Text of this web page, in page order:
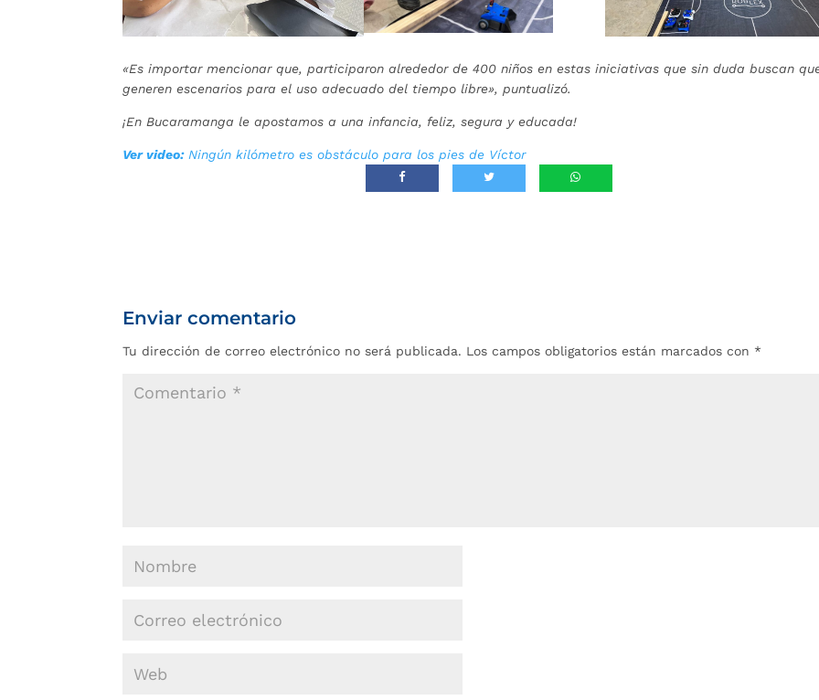
«Es importar mencionar que, participaron alrededor de 400 niños en estas iniciativas que sin duda buscan
generen escenarios para el uso adecuado del tiempo libre», puntualizó.
¡En Bucaramanga le apostamos a una infancia, feliz, segura y educada!
Ver video:Ningún kilómetro es obstáculo para los pies de Víctor
Enviar comentario
Tu dirección de correo electrónico no será publicada. Los campos obligatorios están marcados con *